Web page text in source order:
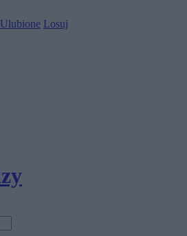
Ulubione Losuj